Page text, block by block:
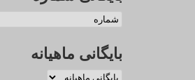
بایگانی ماهیانه